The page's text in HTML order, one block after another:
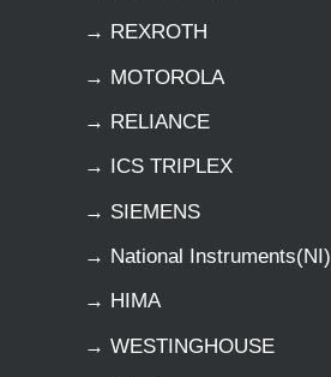
→ REXROTH
→ MOTOROLA
→ RELIANCE
→ ICS TRIPLEX
→ SIEMENS
→ National Instruments(NI)
→ HIMA
→ WESTINGHOUSE